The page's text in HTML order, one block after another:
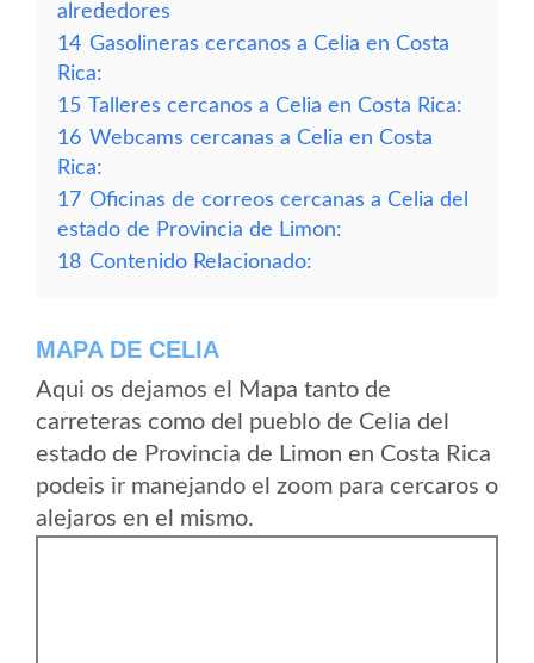
alrededores
14 Gasolineras cercanos a Celia en Costa
Rica:
15 Talleres cercanos a Celia en Costa Rica:
16 Webcams cercanas a Celia en Costa
Rica:
17 Oficinas de correos cercanas a Celia del
estado de Provincia de Limon:
18 Contenido Relacionado:
MAPA DE CELIA
Aqui os dejamos el Mapa tanto de
carreteras como del pueblo de Celia del
estado de Provincia de Limon en Costa Rica
podeis ir manejando el zoom para cercaros o
alejaros en el mismo.